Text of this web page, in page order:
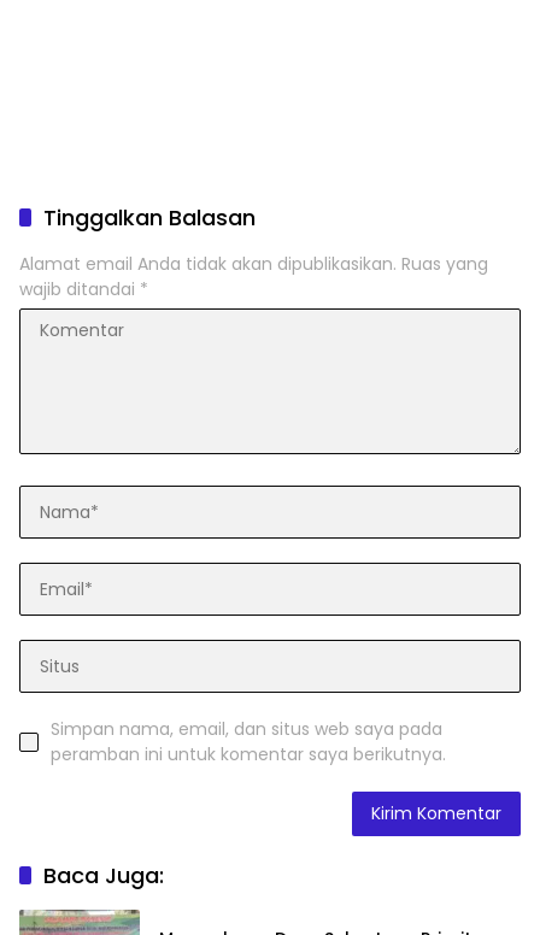
Tinggalkan Balasan
Alamat email Anda tidak akan dipublikasikan. Ruas yang
wajib ditandai *
Simpan nama, email, dan situs web saya pada
peramban ini untuk komentar saya berikutnya.
Baca Juga: